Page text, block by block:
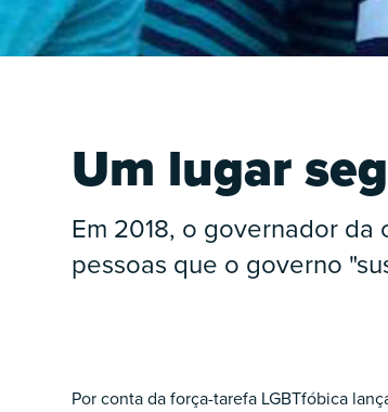
Um lugar
Em 2018, o governador
pessoas que o governo
Por conta da força-tarefa LGBTfóbica